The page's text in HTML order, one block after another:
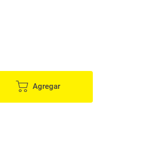
Agregar